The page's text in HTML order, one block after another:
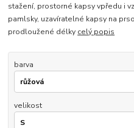
stažení, prostorné kapsy vpředu i
pamlsky, uzavíratelné kapsy na
prodloužené délky celý popis
barva
velikost